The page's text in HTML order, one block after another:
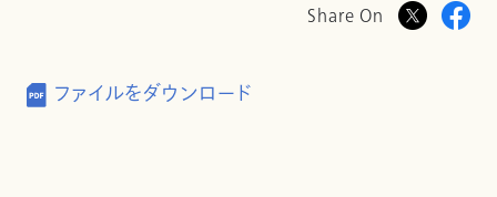
Share On
ファイルをダウンロード